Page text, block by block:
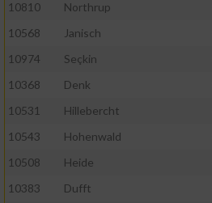
10810
Northrup
10568
Janisch
10974
Seçkin
10368
Denk
10531
Hillebercht
10543
Hohenwald
10508
Heide
10383
Dufft